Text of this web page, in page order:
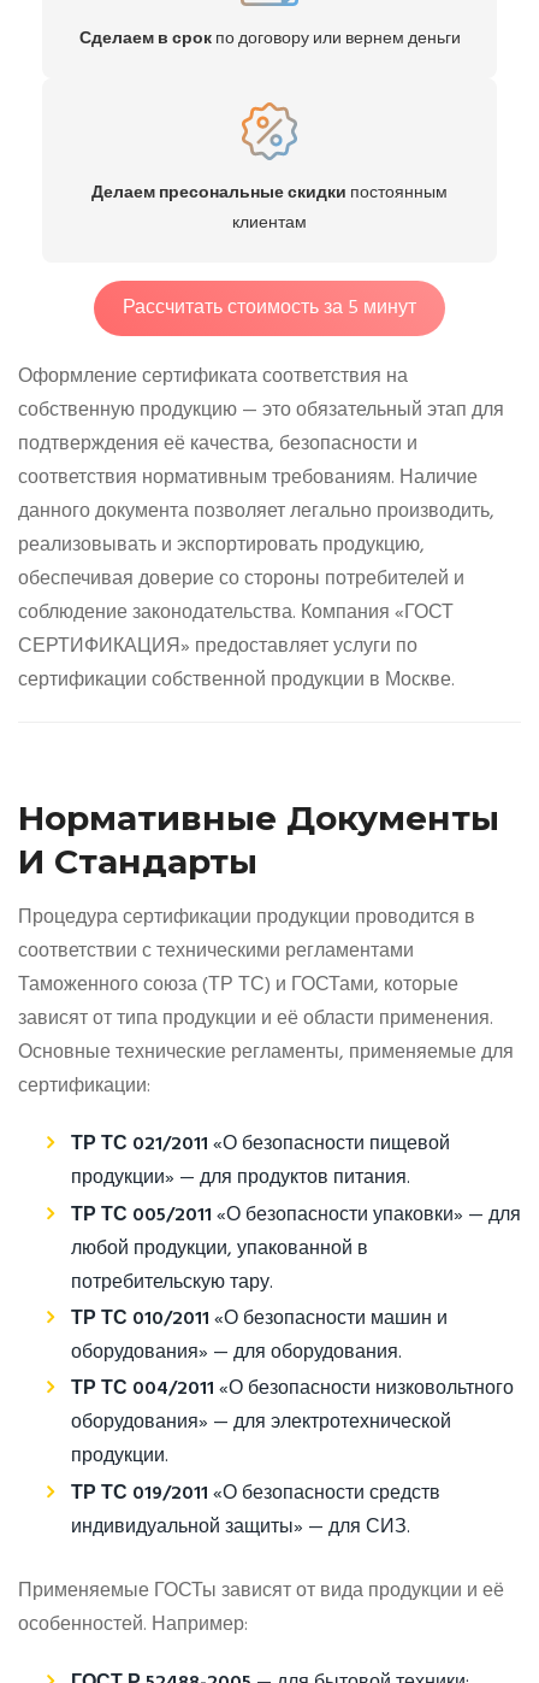
Сделаем в срокпо договору или вернем деньги
Делаем пресональные скидки постоянным
клиентам
Рассчитать стоимость за 5 минут
Оформление сертификата соответствия на
собственную продукцию — это обязательный этап для
подтверждения её качества, безопасности и
соответствия нормативным требованиям. Наличие
данного документа позволяет легально производить,
реализовывать и экспортировать продукцию,
обеспечивая доверие со стороны потребителей и
соблюдение законодательства. Компания «ГОСТ
СЕРТИФИКАЦИЯ» предоставляет услуги по
сертификации собственной продукции в Москве.
Нормативные Документы
И Стандарты
Процедура сертификации продукции проводится в
соответствии с техническими регламентами
Таможенного союза (ТР ТС) и ГОСТами, которые
зависят от типа продукции и её области применения.
Основные технические регламенты, применяемые для
сертификации:
ТР ТС 021/2011«О безопасности пищевой
продукции» — для продуктов питания.
ТР ТС 005/2011«О безопасности упаковки» — для
любой продукции, упакованной в
потребительскую тару.
ТР ТС 010/2011«О безопасности машин и
оборудования» — для оборудования.
ТР ТС 004/2011«О безопасности низковольтного
оборудования» — для электротехнической
продукции.
ТР ТС 019/2011«О безопасности средств
индивидуальной защиты» — для СИЗ.
Применяемые ГОСТы зависят от вида продукции и её
особенностей. Например: